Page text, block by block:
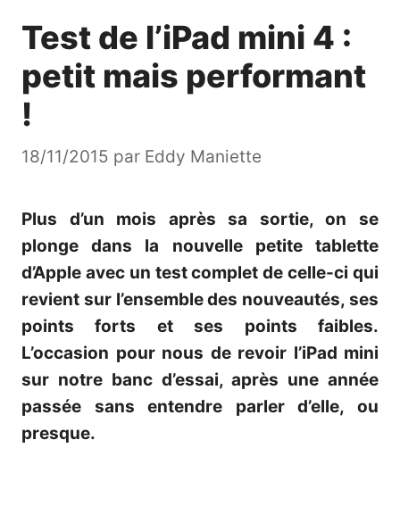
Test de l’iPad mini 4 :
petit mais performant
!
18/11/2015 par Eddy Maniette
Plus d’un mois après sa sortie, on se
plonge dans la nouvelle petite tablette
d’Apple avec un test complet de celle-ci qui
revient sur l’ensemble des nouveautés, ses
points forts et ses points faibles.
L’occasion pour nous de revoir l’iPad mini
sur notre banc d’essai, après une année
passée sans entendre parler d’elle, ou
presque.